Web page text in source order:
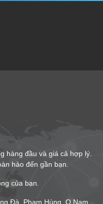
hàng đầu và giá cả hợp lý.
hảo đến gần bạn.
của bạn.
Đà, Phạm Hùng, Q.Nam